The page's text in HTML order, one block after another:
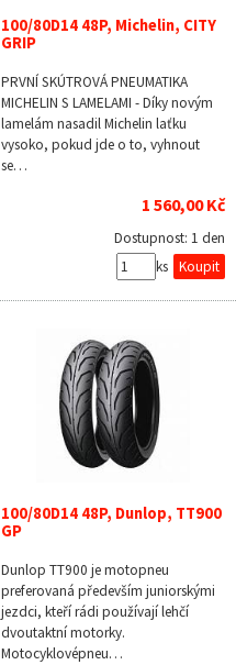
100/80D14 48P, Michelin, CITY
GRIP
PRVNÍ SKÚTROVÁ PNEUMATIKA
MICHELIN S LAMELAMI - Díky novým
lamelám nasadil Michelin laťku
vysoko, pokud jde o to, vyhnout
se…
1 560,00 Kč
Dostupnost: 1 den
ks
100/80D14 48P, Dunlop, TT900
GP
Dunlop TT900 je motopneu
preferovaná především juniorskými
jezdci, kteří rádi používají lehčí
dvoutaktní motorky.
Motocyklovépneu…